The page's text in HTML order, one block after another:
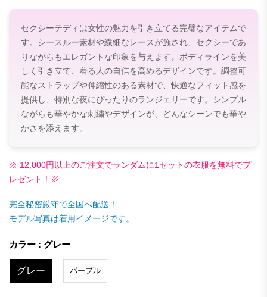
セクシーテディは女性の魅力を引き立てる完璧なアイテムで
す。シースルー素材や繊細なレースが施され、セクシーであ
りながらもエレガントな印象を与えます。ボディラインを美
しく引き立て、着る人の自信を高めるデザインです。調整可
能なストラップや伸縮性のある素材で、快適なフィット感を
提供し、特別な夜にぴったりのランジェリーです。シンプル
ながらも華やかな刺繍やデザインが、どんなシーンでも華や
かさを添えます。
※ 12,000円以上のご注文でランダムに1セットの衣服を無料でプ
レゼント！※
完全秘密厳守で全国へ配送！
モデル写真は着用イメージです。
カラー : グレー
グレー パープル